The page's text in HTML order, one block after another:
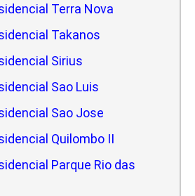
Terra Nova
Takanos
Sirius
Sao Luis
Sao Jose
Quilombo II
Parque Rio das